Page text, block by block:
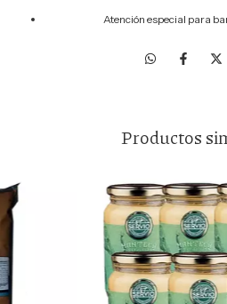
Atención especial para
Productos